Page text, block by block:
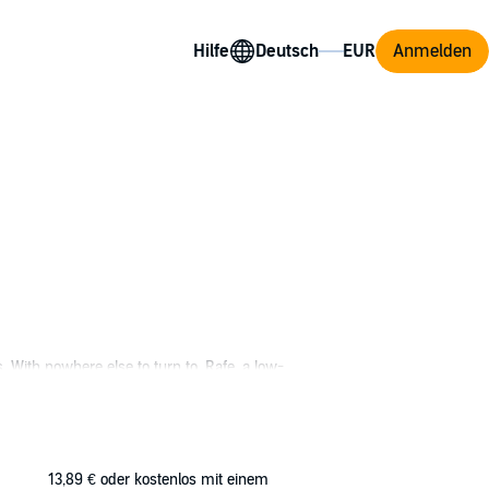
Hilfe Anmelden
nowhere else to turn to, Rafe, a low-
they set out to put an end to the
13,89 € oder kostenlos mit einem